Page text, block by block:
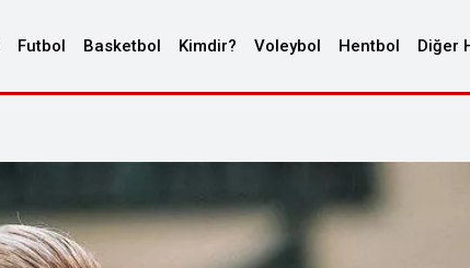
Futbol Basketbol Kimdir? Voleybol Hentbol Diğer